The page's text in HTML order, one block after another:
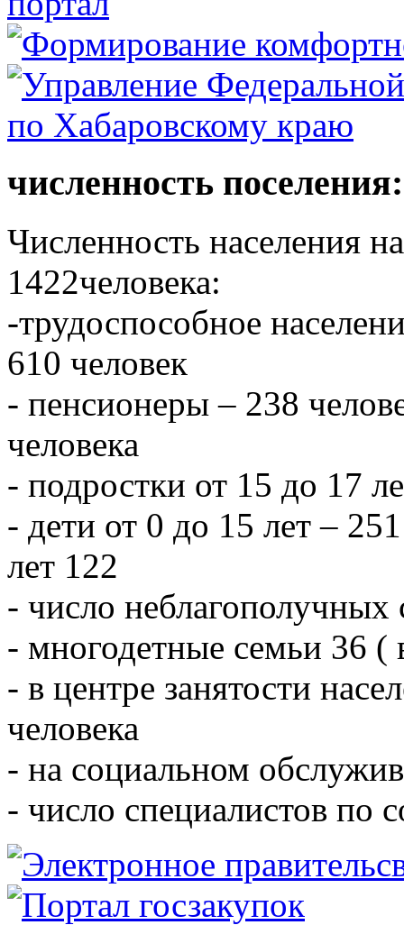
численность поселения:
Численность населения
1422человека:
-трудоспособное
610 человек
- пенсионеры – 238
человека
- подростки от 15 до 17
- дети от 0 до 15 лет –
лет 122
- число
- многодетные семьи 36 (
- в центре занятости
человека
- на социальном
- число специалистов по